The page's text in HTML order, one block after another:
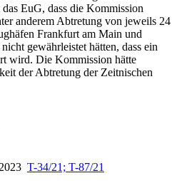
EuG, dass die Kommission
anderem Abtretung von jeweils 24
Frankfurt am Main und
gewährleistet hätten, dass ein
wird. Die Kommission hätte
der Abtretung der Zeitnischen
T-34/21; T-87/21